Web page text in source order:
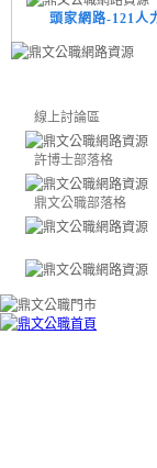
頭家網路-121人
線上討論區
許博士部落格
鼎文公職部落格